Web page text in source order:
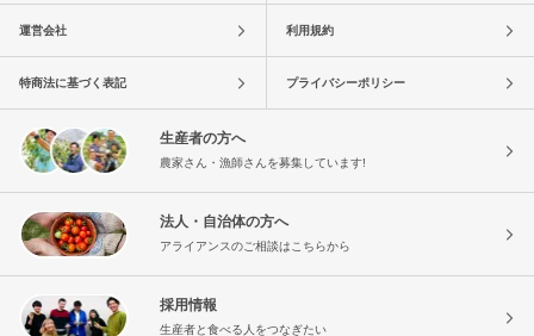
運営会社 利用規約
特商法に基づく表記 プライバシーポリシー
生産者の方へ
農家さん・漁師さんを募集しています!
法人・自治体の方へ
アライアンスのご相談はこちらから
採用情報
生産者と食べる人をつなぎたい